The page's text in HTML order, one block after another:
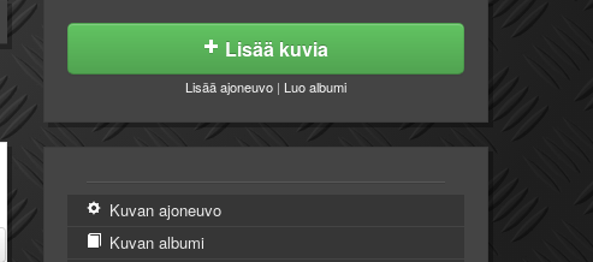
Lisää kuvia
Lisää ajoneuvo | Luo albumi
Kuvan ajoneuvo
Kuvan albumi